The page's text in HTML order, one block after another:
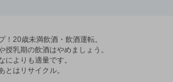
！20歳未満飲酒・飲酒運転。
授乳期の飲酒はやめましょう。
によりも適量です。
とはリサイクル。